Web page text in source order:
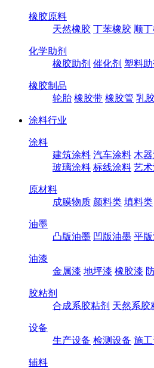
橡胶原料
天然橡胶 丁苯橡胶 顺
化学助剂
橡胶助剂 催化剂 塑料助
橡胶制品
轮胎 橡胶带 橡胶管 乳
涂料行业
涂料
建筑涂料 汽车涂料 木
玻璃涂料 标线涂料 艺
原材料
成膜物质 颜料类 填料类
油墨
凸版油墨 凹版油墨 平
油漆
金属漆 地坪漆 橡胶漆
胶粘剂
合成系胶粘剂 天然系胶
设备
生产设备 检测设备 施
辅料